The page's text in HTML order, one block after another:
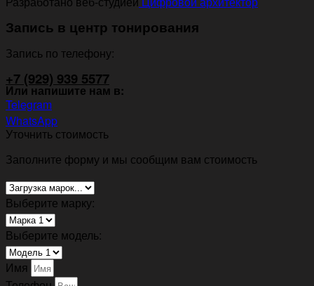
Запись в центр тонирования
Запись по телефону:
+7 (929) 939 5577
Или напишите нам в:
Telegram
WhatsApp
Уточнить стоимость
Заполните форму и мы сообщим вам стоимость
Выберите марку:
Выберите модель:
Имя